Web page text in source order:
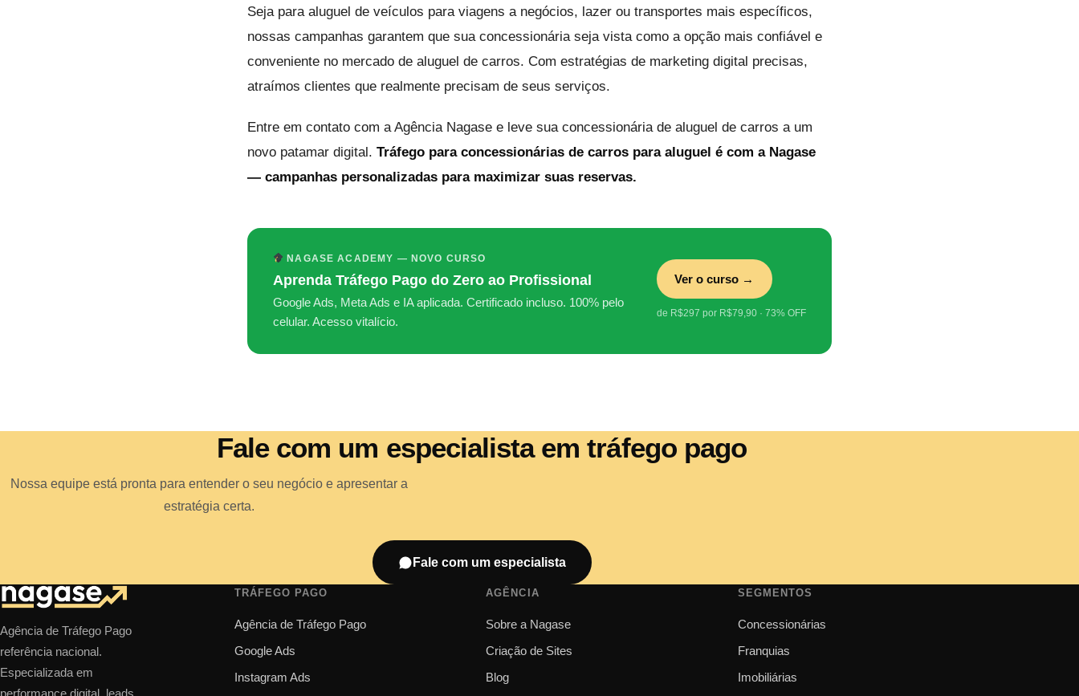
Seja para aluguel de veículos para viagens a negócios, lazer ou transportes mais específicos,
nossas campanhas garantem que sua concessionária seja vista como a opção mais confiável e
conveniente no mercado de aluguel de carros. Com estratégias de marketing digital precisas,
atraímos clientes que realmente precisam de seus serviços.
Entre em contato com a Agência Nagase e leve sua concessionária de aluguel de carros a um
novo patamar digital. Tráfego para concessionárias de carros para aluguel é com a Nagase
— campanhas personalizadas para maximizar suas reservas.
NAGASE ACADEMY — NOVO CURSO
Aprenda Tráfego Pago do Zero ao Profissional
Google Ads, Meta Ads e IA aplicada. Certificado incluso. 100% pelo
celular. Acesso vitalício.
Ver o curso →
de R$297 por R$79,90 · 73% OFF
Fale com um especialista em tráfego pago
Nossa equipe está pronta para entender o seu negócio e apresentar a
estratégia certa.
Fale com um especialista
Agência de Tráfego Pago
referência nacional.
Especializada em
performance digital, leads
TRÁFEGO PAGO
Agência de Tráfego Pago
Google Ads
Instagram Ads
AGÊNCIA
Sobre a Nagase
Criação de Sites
Blog
SEGMENTOS
Concessionárias
Franquias
Imobiliárias